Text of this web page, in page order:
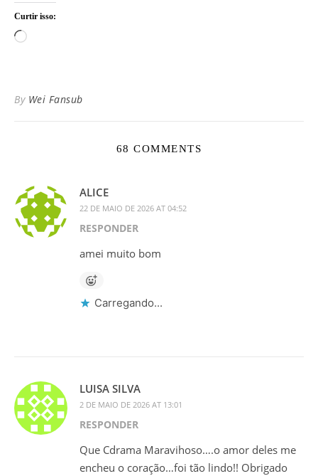
Curtir isso:
Carregando...
By Wei Fansub
68 COMMENTS
ALICE
22 DE MAIO DE 2026 AT 04:52
RESPONDER
amei muito bom
Carregando...
LUISA SILVA
2 DE MAIO DE 2026 AT 13:01
RESPONDER
Que Cdrama Maravihoso….o amor deles me
encheu o coração…foi tão lindo!! Obrigado